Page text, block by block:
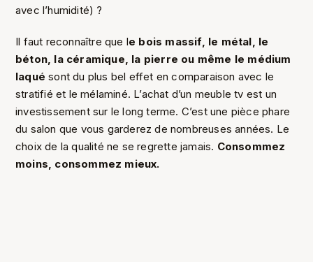
avec l’humidité) ?
Il faut reconnaître que le bois massif, le métal, le
béton, la céramique, la pierre ou même le médium
laqué sont du plus bel effet en comparaison avec le
stratifié et le mélaminé. L’achat d’un meuble tv est un
investissement sur le long terme. C’est une pièce phare
du salon que vous garderez de nombreuses années. Le
choix de la qualité ne se regrette jamais. Consommez
moins, consommez mieux.